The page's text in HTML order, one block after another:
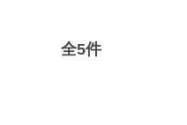
全5件